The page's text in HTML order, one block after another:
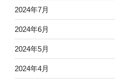
2024年7月
2024年6月
2024年5月
2024年4月